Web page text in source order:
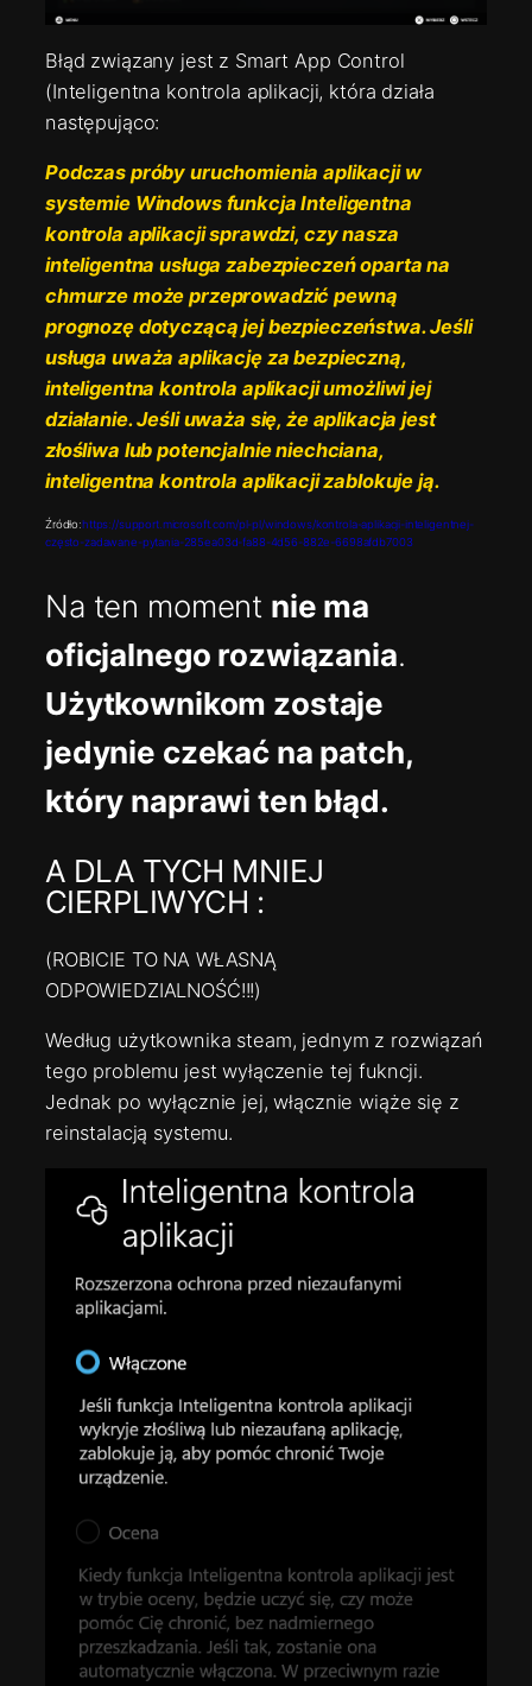
Błąd związany jest z Smart App Control
(Inteligentna kontrola aplikacji, która działa
następująco:
Podczas próby uruchomienia aplikacji w
systemie Windows funkcja Inteligentna
kontrola aplikacji sprawdzi, czy nasza
inteligentna usługa zabezpieczeń oparta na
chmurze może przeprowadzić pewną
prognozę dotyczącą jej bezpieczeństwa. Jeśli
usługa uważa aplikację za bezpieczną,
inteligentna kontrola aplikacji umożliwi jej
działanie. Jeśli uważa się, że aplikacja jest
złośliwa lub potencjalnie niechciana,
inteligentna kontrola aplikacji zablokuje ją.
Źródło:https://support.microsoft.com/pl-pl/windows/kontrola-aplikacji-inteligentnej-
często-zadawane-pytania-285ea03d-fa88-4d56-882e-6698afdb7003
Na ten moment nie ma
oficjalnego rozwiązania.
Użytkownikom zostaje
jedynie czekać na patch,
który naprawi ten błąd.
A DLA TYCH MNIEJ
CIERPLIWYCH :
(ROBICIE TO NA WŁASNĄ
ODPOWIEDZIALNOŚĆ!!!)
Według użytkownika steam, jednym z rozwiązań
tego problemu jest wyłączenie tej fukncji.
Jednak po wyłącznie jej, włącznie wiąże się z
reinstalacją systemu.